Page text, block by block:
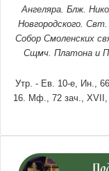
Ангеляра . Блж.
Новгородского. Свт.
Собор Смоленских
Сщмч. Платона и
Утр. - Ев. 10-е,
Ин.,
16.
Мф., 72 зач., XVII,